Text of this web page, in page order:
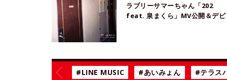
ラブリーサマーちゃん「202
feat. 泉まくら」MV公開＆デビ
#LINE MUSIC #あいみょん #テラス